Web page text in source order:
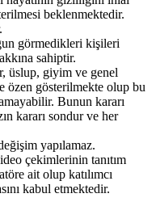
beklenmektedir.
görmedikleri kişileri
sahiptir.
üslup, giyim ve genel
özen gösterilmekte olup bu
Bunun kararı
kararı sondur ve her
yapılamaz.
çekimlerinin tanıtım
ait olup katılımcı
kabul etmektedir.